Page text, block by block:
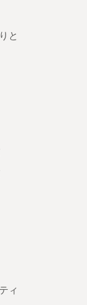
と
ィ